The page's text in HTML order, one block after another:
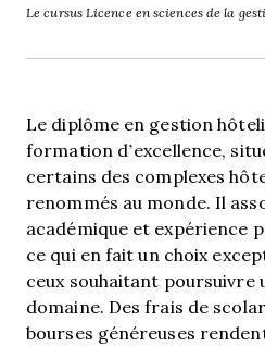
Le cursus Licence en sciences de la
Le diplôme en gestion
formation d’excellence,
certains des complexes
renommés au monde. Il
académique et expérience
ce qui en fait un choix
ceux souhaitant poursuivre
domaine. Des frais de
bourses généreuses